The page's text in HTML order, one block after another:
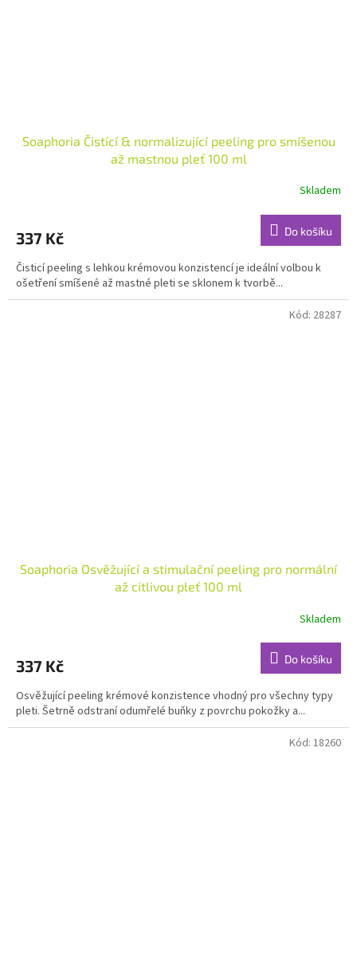
Soaphoria Čistící & normalizující peeling pro smíšenou
až mastnou pleť 100 ml
je
z
5
hvězdiček.
Skladem
337 Kč Do košíku
Čisticí peeling s lehkou krémovou konzistencí je ideální volbou k
ošetření smíšené až mastné pleti se sklonem k tvorbě...
Soaphoria Osvěžující a stimulační peeling pro normální
až citlivou pleť 100 ml
je
z
5
hvězdiček.
Skladem
337 Kč Do košíku
Osvěžující peeling krémové konzistence vhodný pro všechny typy
pleti. Šetrně odstraní odumřelé buňky z povrchu pokožky a...
Kód: 28287
Kód: 18260